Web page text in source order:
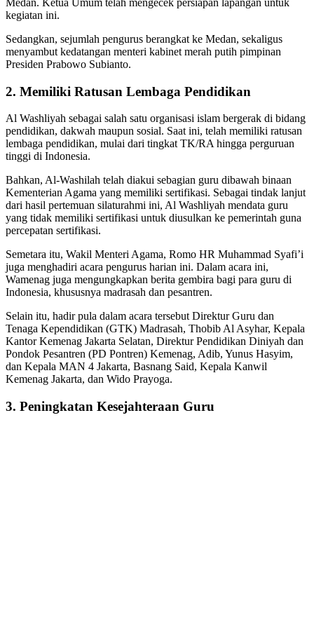
kegiatan ini.
Sedangkan, sejumlah pengurus berangkat ke Medan, sekaligus
menyambut kedatangan menteri kabinet merah putih pimpinan
Presiden Prabowo Subianto.
2. Memiliki Ratusan Lembaga Pendidikan
Al Washliyah sebagai salah satu organisasi islam bergerak di bidang
pendidikan, dakwah maupun sosial. Saat ini, telah memiliki ratusan
lembaga pendidikan, mulai dari tingkat TK/RA hingga perguruan
tinggi di Indonesia.
Bahkan, Al-Washilah telah diakui sebagian guru dibawah binaan
Kementerian Agama yang memiliki sertifikasi. Sebagai tindak lanjut
dari hasil pertemuan silaturahmi ini, Al Washliyah mendata guru
yang tidak memiliki sertifikasi untuk diusulkan ke pemerintah guna
percepatan sertifikasi.
Semetara itu, Wakil Menteri Agama, Romo HR Muhammad Syafi’i
juga menghadiri acara pengurus harian ini. Dalam acara ini,
Wamenag juga mengungkapkan berita gembira bagi para guru di
Indonesia, khususnya madrasah dan pesantren.
Selain itu, hadir pula dalam acara tersebut Direktur Guru dan
Tenaga Kependidikan (GTK) Madrasah, Thobib Al Asyhar, Kepala
Kantor Kemenag Jakarta Selatan, Direktur Pendidikan Diniyah dan
Pondok Pesantren (PD Pontren) Kemenag, Adib, Yunus Hasyim,
dan Kepala MAN 4 Jakarta, Basnang Said, Kepala Kanwil
Kemenag Jakarta, dan Wido Prayoga.
3. Peningkatan Kesejahteraan Guru